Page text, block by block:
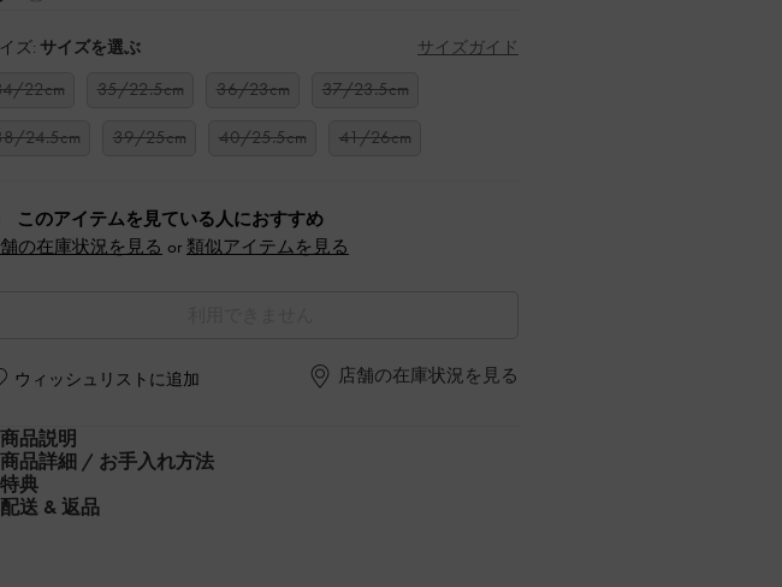
ズ: サイズを選ぶ サイズガイド
22cm 35/22.5cm 36/23cm
37/23.5cm
24.5cm
39/25cm 40/25.5cm 41/26cm
このアイテムを見ている人におすすめ
の在庫状況を見る or 類似アイテムを見る
ウィッシュリストに追加 店舗の在庫状況を見る
商品説明
商品詳細 / お手入れ方法
特典
配送 & 返品